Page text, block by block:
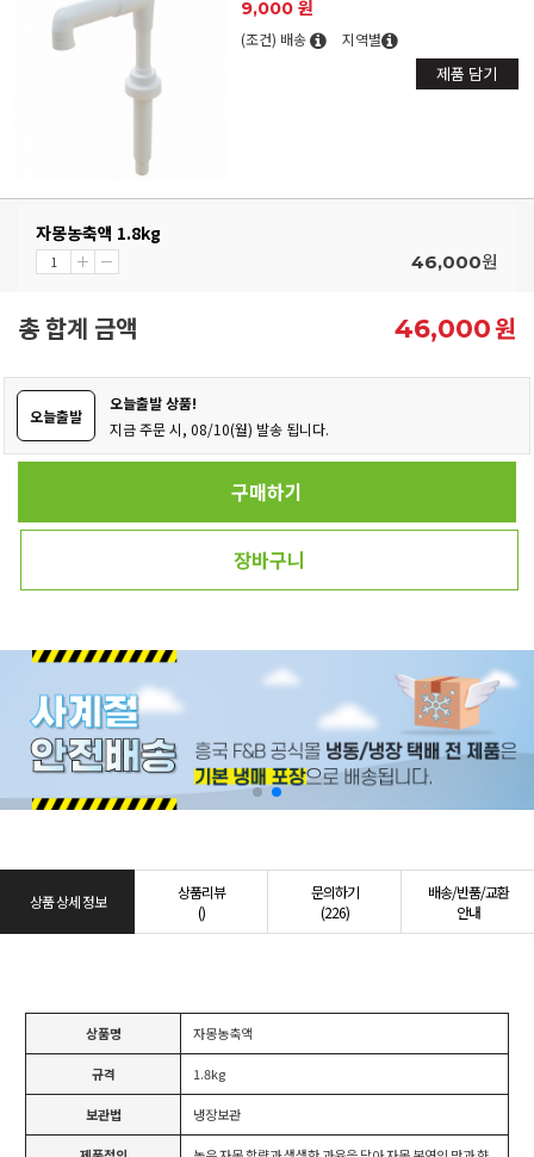
9,000 원
(조건) 배송 지역별
제품 담기
자몽농축액 1.8kg
46,000원
총 합계 금액 46,000원
오늘출발
오늘출발 상품!
지금 주문 시, 08/10(월) 발송 됩니다.
구매하기
장바구니
상품 상세 정보
상품리뷰
()
문의하기
(226)
배송/반품/교환
안내
상품명 자몽농축액
규격 1.8kg
보관법 냉장보관